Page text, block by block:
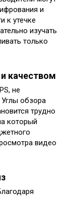
и
к утечке
изучать
только
качеством
не
Углы обзора
трудно
который
видео